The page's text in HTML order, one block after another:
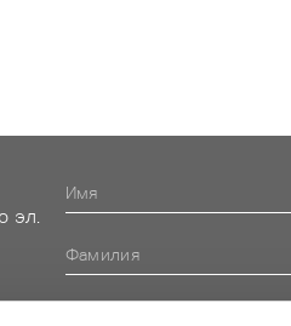
эл.
Alternative: